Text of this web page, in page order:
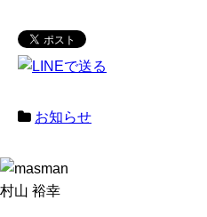
お知らせ
村山 裕幸